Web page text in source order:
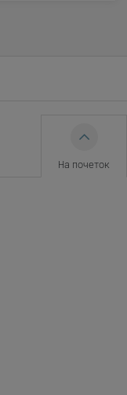
На почеток